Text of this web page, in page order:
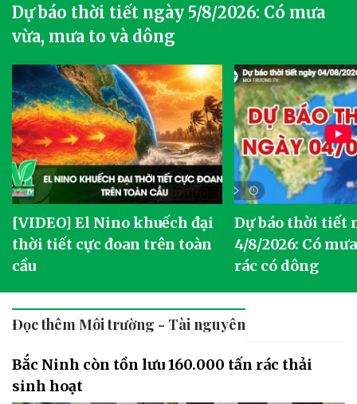
Dự báo thời tiết ngày 5/8/2026: Có mưa
vừa, mưa to và dông
[VIDEO] El Nino khuếch đại
thời tiết cực đoan trên toàn
cầu
Dự báo thời tiết
4/8/2026: Có
rác có dông
Đọc thêm Môi trường - Tài nguyên
Bắc Ninh còn tồn lưu 160.000 tấn rác thải
sinh hoạt